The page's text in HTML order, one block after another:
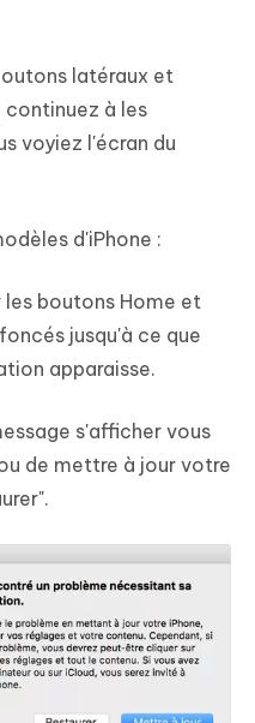
latéraux et
continuez à les
voyiez l'écran du
d'iPhone :
les boutons Home et
jusqu'à ce que
apparaisse.
s'afficher vous
de mettre à jour votre